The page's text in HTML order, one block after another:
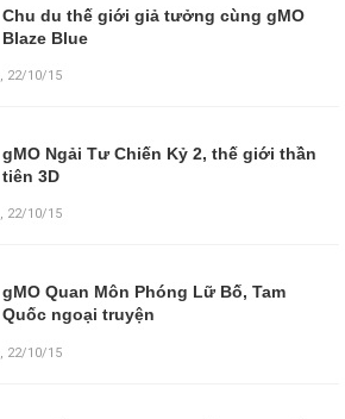
Chu du thế giới giả tưởng cùng gMO
Blaze Blue
, 22/10/15
gMO Ngải Tư Chiến Kỷ 2, thế giới thần
tiên 3D
, 22/10/15
gMO Quan Môn Phóng Lữ Bố, Tam
Quốc ngoại truyện
22/10/15